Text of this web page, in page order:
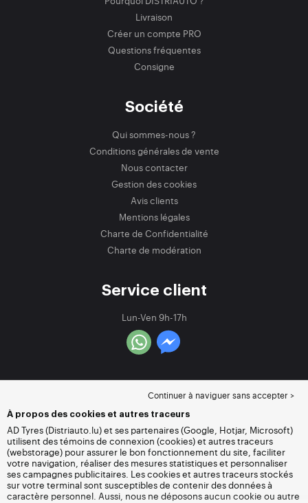
Livraison
Créer un compte PRO
Questions fréquentes
Consigne
Société
Qui sommes-nous ?
Conditions générales de vente
Nous contacter
Gestion des cookies
Avis clients
Mentions légales
Charte de Confidentialité
Charte de modération
Service client
Lun-Ven 9h-17h
Continuer à naviguer sans accepter >
À propos des cookies et autres traceurs
AD Tyres (Distriauto.lu) et ses partenaires (Google, Hotjar, Microsoft)
utilisent des témoins de connexion (cookies) et autres traceurs
(webstorage) pour assurer le bon fonctionnement du site, faciliter
votre navigation, réaliser des mesures statistiques et personnaliser
ses campagnes publicitaires. Les cookies et autres traceurs stockés
sur votre terminal sont susceptibles de contenir des données à
caractère personnel. Aussi, nous ne déposons aucun cookie ou autre